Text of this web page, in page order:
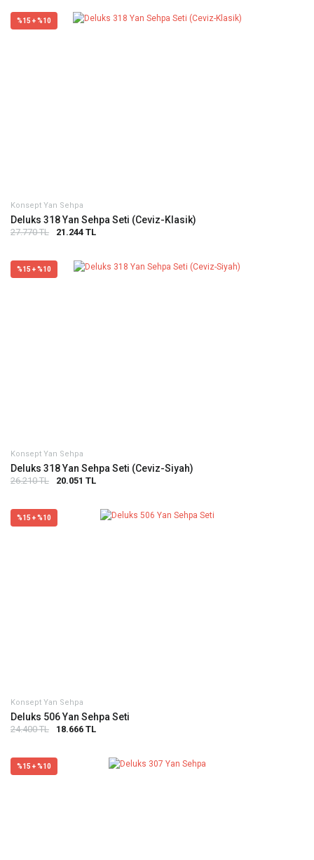
%15 + %10
Konsept Yan Sehpa
Deluks 318 Yan Sehpa Seti (Ceviz-Klasik)
27.770 TL 21.244 TL
%15 + %10
Konsept Yan Sehpa
Deluks 318 Yan Sehpa Seti (Ceviz-Siyah)
26.210 TL 20.051 TL
%15 + %10
Konsept Yan Sehpa
Deluks 506 Yan Sehpa Seti
24.400 TL 18.666 TL
%15 + %10